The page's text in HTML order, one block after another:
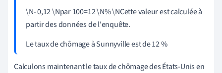
=
\N- 0,12 \Npar 100=12 \N% \NCette valeur est calculée à
partir des données de l'enquête.
Le taux de chômage à Sunnyville est de 12 %
Calculons maintenant le taux de chômage des États-Unis en